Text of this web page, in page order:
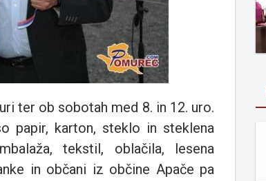
ter ob sobotah med 8. in 12. uro.
papir, karton, steklo in steklena
tekstil, oblačila, lesena
in občani iz občine Apače pa